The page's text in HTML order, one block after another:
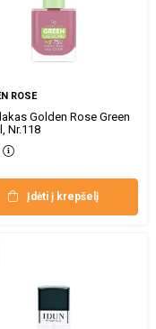
ROSE
Golden Rose Green
Nr.118
Įdėti į krepšelį